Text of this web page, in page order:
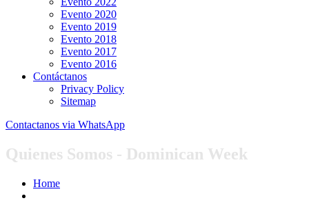
Evento 2020
Evento 2019
Evento 2018
Evento 2017
Evento 2016
Contáctanos
Privacy Policy
Sitemap
Contactanos via WhatsApp
Quienes Somos - Dominican Week
Home